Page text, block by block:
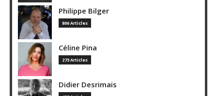
Philippe Bilger
806 Articles
Céline Pina
273 Articles
Didier Desrimais